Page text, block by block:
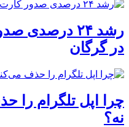
رشد ۲۴
در گرگان
چرا اپل تلگرام را
نه؟